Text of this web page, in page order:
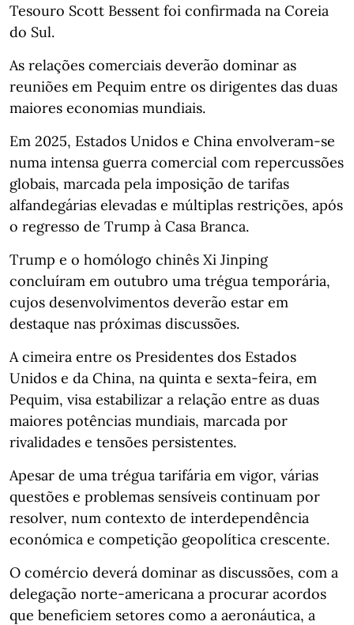
Tesouro Scott Bessent foi confirmada na Coreia
do Sul.
As relações comerciais deverão dominar as
reuniões em Pequim entre os dirigentes das duas
maiores economias mundiais.
Em 2025, Estados Unidos e China envolveram-se
numa intensa guerra comercial com repercussões
globais, marcada pela imposição de tarifas
alfandegárias elevadas e múltiplas restrições, após
o regresso de Trump à Casa Branca.
Trump e o homólogo chinês Xi Jinping
concluíram em outubro uma trégua temporária,
cujos desenvolvimentos deverão estar em
destaque nas próximas discussões.
A cimeira entre os Presidentes dos Estados
Unidos e da China, na quinta e sexta-feira, em
Pequim, visa estabilizar a relação entre as duas
maiores potências mundiais, marcada por
rivalidades e tensões persistentes.
Apesar de uma trégua tarifária em vigor, várias
questões e problemas sensíveis continuam por
resolver, num contexto de interdependência
económica e competição geopolítica crescente.
O comércio deverá dominar as discussões, com a
delegação norte-americana a procurar acordos
que beneficiem setores como a aeronáutica, a